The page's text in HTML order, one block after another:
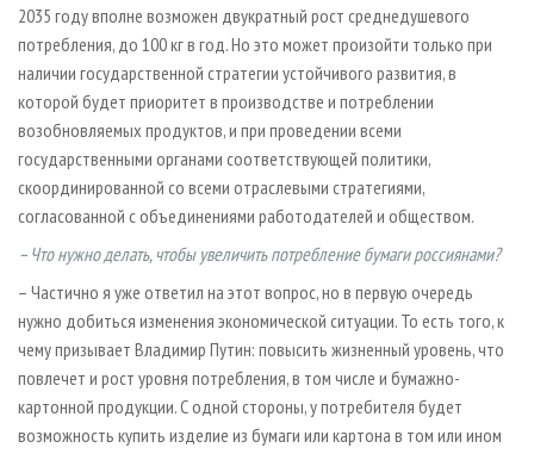
2035 году вполне возможен двукратный рост среднедушевого
потребления, до 100 кг в год. Но это может произойти только при
наличии государственной стратегии устойчивого развития, в
которой будет приоритет в производстве и потреблении
возобновляемых продуктов, и при проведении всеми
государственными органами соответствующей политики,
скоординированной со всеми отраслевыми стратегиями,
согласованной с объединениями работодателей и обществом.
– Что нужно делать, чтобы увеличить потребление бумаги россиянами?
– Частично я уже ответил на этот вопрос, но в первую очередь
нужно добиться изменения экономической ситуации. То есть того, к
чему призывает Владимир Путин: повысить жизненный уровень, что
повлечет и рост уровня потребления, в том числе и бумажно-
картонной продукции. С одной стороны, у потребителя будет
возможность купить изделие из бумаги или картона в том или ином